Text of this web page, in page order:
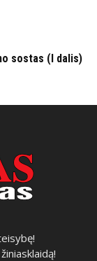
sostas (I dalis)